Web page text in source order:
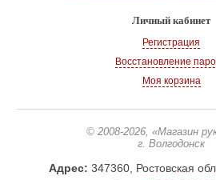
Личный кабинет
Регистрация
Восстановление
Моя корзина
© 2008-2026, «Магазин
г. Волгодонск
Адрес: 347360, Ростовская